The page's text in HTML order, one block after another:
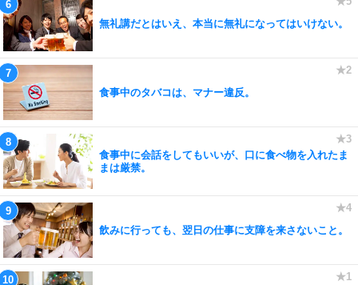
無礼講だとはいえ、本当に無礼になってはいけない。
食事中のタバコは、マナー違反。
食事中に会話をしてもいいが、口に食べ物を入れたま
まは厳禁。
飲みに行っても、翌日の仕事に支障を来さないこと。